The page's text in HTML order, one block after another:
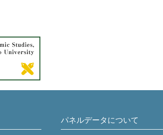
パネルデータについて